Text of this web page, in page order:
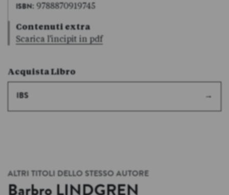
ISBN: 9788870919745
Contenuti extra
Scarica l'incipit in pdf
Acquista Libro
IBS
ALTRI TITOLI DELLO STESSO AUTORE